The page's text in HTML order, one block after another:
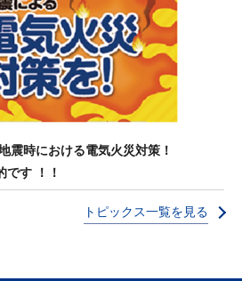
震時における電気火災対策！
です ！！
トピックス一覧を見る